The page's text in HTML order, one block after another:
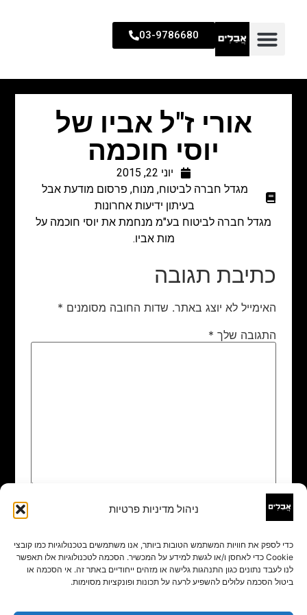
ניהול מדיניות פרטיות
כדי לספק את חוויות המשתמש הטובות ביותר, אנו משתמשים בטכנולוגיות כמו קובצי
Cookie כדי לאחסן ו/או לגשת למידע על המכשיר. הסכמה לטכנולוגיות אלו תאפשר
לנו לעבד נתונים כגון התנהגות גלישה או מזהים ייחודיים באתר זה. אי הסכמה או
ביטול הסכמה עלולים להשפיע לרעה על תכונות ופונקציות מסוימות.
03-9786680
אורי ז"ל אביו של
יוסי חוכמה
יוני 22, 2015
מגדל חברה לביטוח, מנוח, פרסום מודעת אבל
בעיתון ידיעות אחרונות
מגדל חברה לביטוח בע"מ מנחמת את יוסי חוכמה על
מות אביו.
כתיבת תגובה
האימייל לא יוצג באתר. שדות החובה מסומנים *
התגובה שלך *
שם
אימייל*